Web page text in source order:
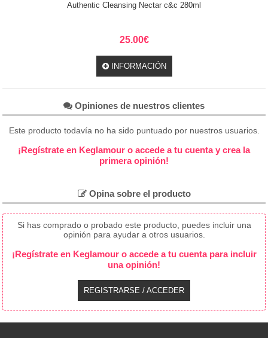
Authentic Cleansing Nectar c&c 280ml
25.00€
INFORMACIÓN
Opiniones de nuestros clientes
Este producto todavía no ha sido puntuado por nuestros usuarios.
¡Regístrate en Keglamour o accede a tu cuenta y crea la
primera opinión!
Opina sobre el producto
Si has comprado o probado este producto, puedes incluir una
opinión para ayudar a otros usuarios.
¡Regístrate en Keglamour o accede a tu cuenta para incluir
una opinión!
REGISTRARSE / ACCEDER